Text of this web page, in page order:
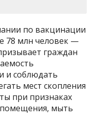
по вакцинации
78 млн человек —
граждан
и соблюдать
мест скопления
при признаках
мыть